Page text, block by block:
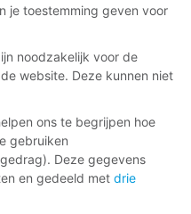
je toestemming geven voor
noodzakelijk voor de
website. Deze kunnen niet
ons te begrijpen hoe
gebruiken
Deze gegevens
en gedeeld met drie